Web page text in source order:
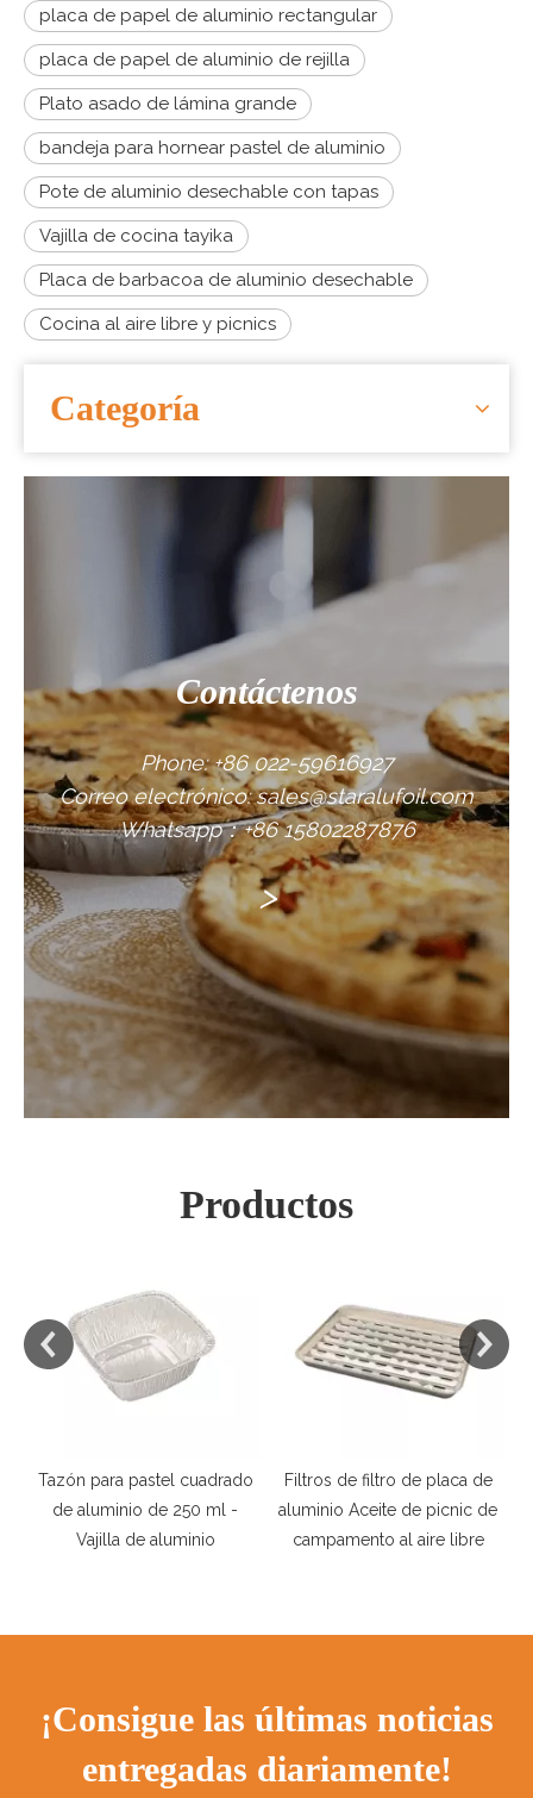
placa de papel de aluminio rectangular
placa de papel de aluminio de rejilla
Plato asado de lámina grande
bandeja para hornear pastel de aluminio
Pote de aluminio desechable con tapas
Vajilla de cocina tayika
Placa de barbacoa de aluminio desechable
Cocina al aire libre y picnics
Categoría
Contáctenos
Phone: +86 022-59616927
Correo electrónico: sales@staralufoil.com
Whatsapp：+86 15802287876
>
Productos
Tazón para pastel cuadrado
de aluminio de 250 ml -
Vajilla de aluminio
Filtros de filtro de placa de
aluminio Aceite de picnic de
campamento al aire libre
¡Consigue las últimas noticias
entregadas diariamente!